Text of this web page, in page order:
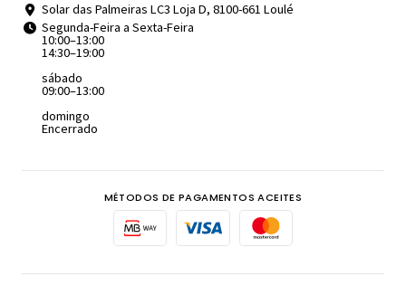
Solar das Palmeiras LC3 Loja D, 8100-661 Loulé
Segunda-Feira a Sexta-Feira
10:00–13:00
14:30–19:00
sábado
09:00–13:00
domingo
Encerrado
MÉTODOS DE PAGAMENTOS ACEITES